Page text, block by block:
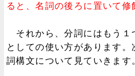
ると、名詞の後ろに置いて修
それから、分詞にはもう１
としての使い方があります。
詞構文について見ていきます